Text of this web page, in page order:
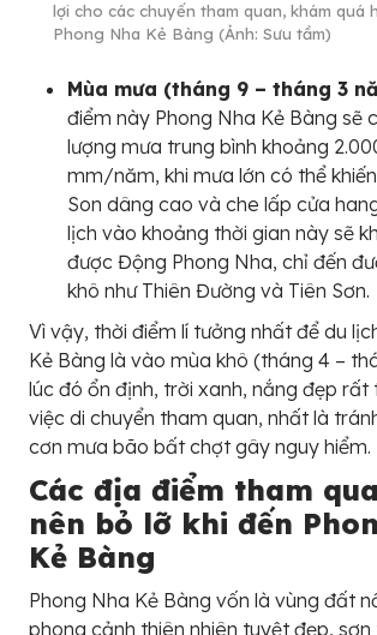
lợi cho các chuyến tham quan, khám quá
Phong Nha Kẻ Bàng (Ảnh: Sưu tầm)
Mùa mưa (tháng 9 – tháng 3
điểm này Phong Nha Kẻ Bàng sẽ
lượng mưa trung bình khoảng
mm/năm, khi mưa lớn có thể
Son dâng cao và che lấp cửa
lịch vào khoảng thời gian này sẽ
được Động Phong Nha, chỉ đến
khô như Thiên Đường và Tiên Sơn.
Vì vậy, thời điểm lí tưởng nhất để du
Kẻ Bàng là vào mùa khô (tháng 4 –
lúc đó ổn định, trời xanh, nắng đẹp rất
việc di chuyển tham quan, nhất là
cơn mưa bão bất chợt gây nguy hiểm.
Các địa điểm tham
nên bỏ lỡ khi đến
Kẻ Bàng
Phong Nha Kẻ Bàng vốn là vùng đất
phong cảnh thiên nhiên tuyệt đẹp, sơn